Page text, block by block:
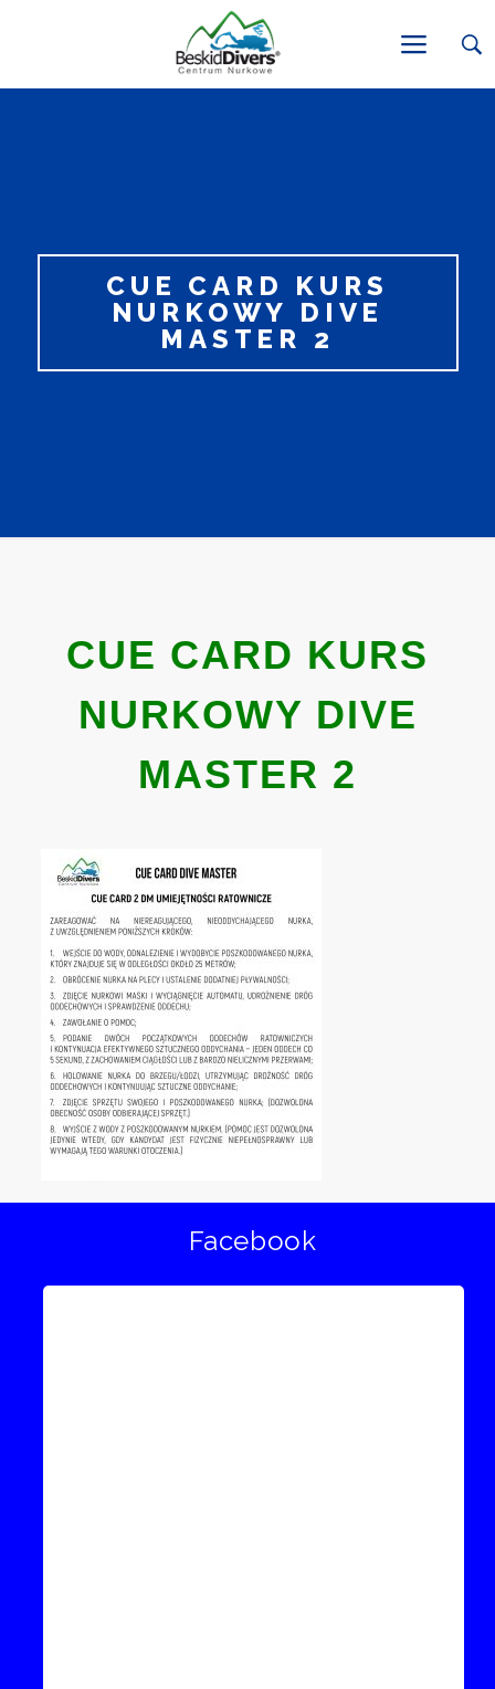
CUE CARD KURS
NURKOWY DIVE
MASTER 2
CUE CARD KURS
NURKOWY DIVE
MASTER 2
Facebook